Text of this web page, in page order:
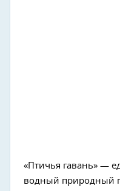
«Птичья гавань» —
водный природный